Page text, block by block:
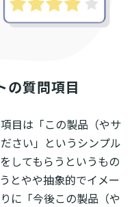
の質問項目
目は「この製品（やサ
さい」というシンプル
してもらうというもの
とやや抽象的でイメー
に「今後この製品（や